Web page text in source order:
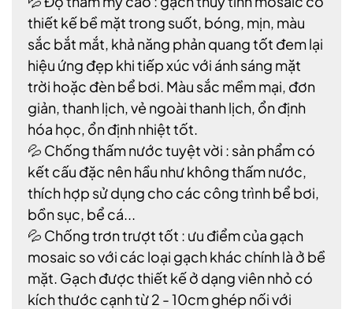
thiết kế bề mặt trong suốt, bóng, mịn, màu
sắc bắt mắt, khả năng phản quang tốt đem lại
hiệu ứng đẹp khi tiếp xúc với ánh sáng mặt
trời hoặc đèn bể bơi. Màu sắc mềm mại, đơn
giản, thanh lịch, vẻ ngoài thanh lịch, ổn định
hóa học, ổn định nhiệt tốt.
💦 Chống thấm nước tuyệt vời : sản phẩm có
kết cấu đặc nên hầu như không thấm nước,
thích hợp sử dụng cho các công trình bể bơi,
bồn sục, bể cá...
💦 Chống trơn trượt tốt : ưu điểm của gạch
mosaic so với các loại gạch khác chính là ở bề
mặt. Gạch được thiết kế ở dạng viên nhỏ có
kích thước cạnh từ 2 - 10cm ghép nối với